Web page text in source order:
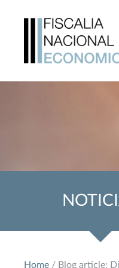
Home / Blog article: